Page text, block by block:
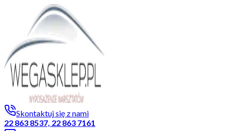
Skontaktuj się z nami
22 863 8537, 22 863 7161